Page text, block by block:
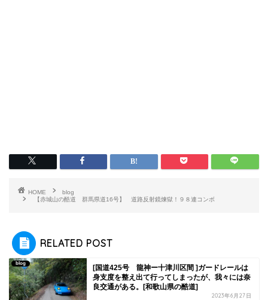
HOME
blog
【赤城山の酷道 群馬県道16号】 道路反射鏡煉獄！９８連コンボ
RELATED POST
blog
[国道425号 龍神ー十津川区間 ]ガードレールは
身支度を整え出て行ってしまったが、我々には奈
良交通がある。[和歌山県の酷道]
2023年6月27日